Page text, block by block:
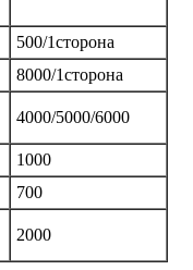
500/1сторона
8000/1сторона
4000/5000/6000
1000
700
2000